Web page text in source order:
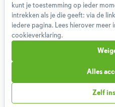
Bestelling
kunt je toestemming op ieder
intrekken als je die geeft: via de
iedere pagina. Lees hierover meer
cookieverklaring.
Zelf
Alles